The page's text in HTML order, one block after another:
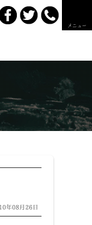
メニュー
10年08月26日